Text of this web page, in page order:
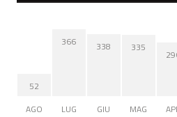
52
AGO
366
LUG
338
GIU
335
MAG